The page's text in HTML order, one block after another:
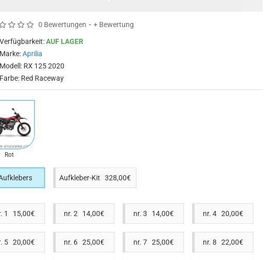
Verfügbarkeit:AUF LAGER
Marke:Aprilia
Modell: RX 125 2020
Farbe: Red Raceway
0 Bewertungen - + Bewertung
Rot
Aufkleber-Kit 328,00€
1 15,00€ nr. 2 14,00€ nr. 3 14,00€ nr. 4 20,00€
5 20,00€ nr. 6 25,00€ nr. 7 25,00€ nr. 8 22,00€